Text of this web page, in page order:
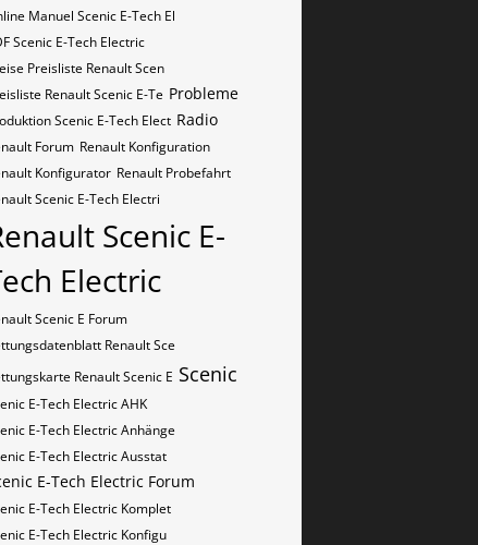
Manuel Scenic E-Tech El
Scenic E-Tech Electric
Preisliste Renault Scen
Renault Scenic E-Te Probleme
Scenic E-Tech Elect Radio
Forum Renault Konfiguration
Konfigurator Renault Probefahrt
Scenic E-Tech Electri
Scenic E-
Electric
Scenic E Forum
Renault Sce
Renault Scenic E Scenic
E-Tech Electric AHK
E-Tech Electric Anhänge
E-Tech Electric Ausstat
E-Tech Electric Forum
E-Tech Electric Komplet
E-Tech Electric Konfigu